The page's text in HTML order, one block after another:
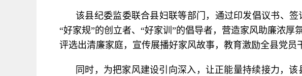
该县纪委监委联合县妇联等部门，通过印发倡议书、
“好家规”的创立者、“好家训”的倡导者，营造家风助廉浓厚
评选出清廉家庭，宣传展播好家风故事，教育激励全县党员
同时，为把家风建设引向深入，让正能量持续接力，